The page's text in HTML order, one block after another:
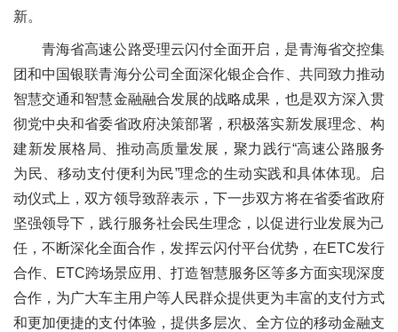
新。
青海省高速公路受理云闪付全面开启，是青海省交控集
团和中国银联青海分公司全面深化银企合作、共同致力推动
智慧交通和智慧金融融合发展的战略成果，也是双方深入贯
彻党中央和省委省政府决策部署，积极落实新发展理念、构
建新发展格局、推动高质量发展，聚力践行“高速公路服务
为民、移动支付便利为民”理念的生动实践和具体体现。启
动仪式上，双方领导致辞表示，下一步双方将在省委省政府
坚强领导下，践行服务社会民生理念，以促进行业发展为己
任，不断深化全面合作，发挥云闪付平台优势，在ETC发行
合作、ETC跨场景应用、打造智慧服务区等多方面实现深度
合作，为广大车主用户等人民群众提供更为丰富的支付方式
和更加便捷的支付体验，提供多层次、全方位的移动金融支